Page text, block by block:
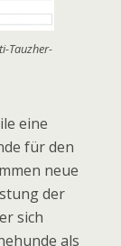
Tauzher-
eine
für den
neue
der
sich
als